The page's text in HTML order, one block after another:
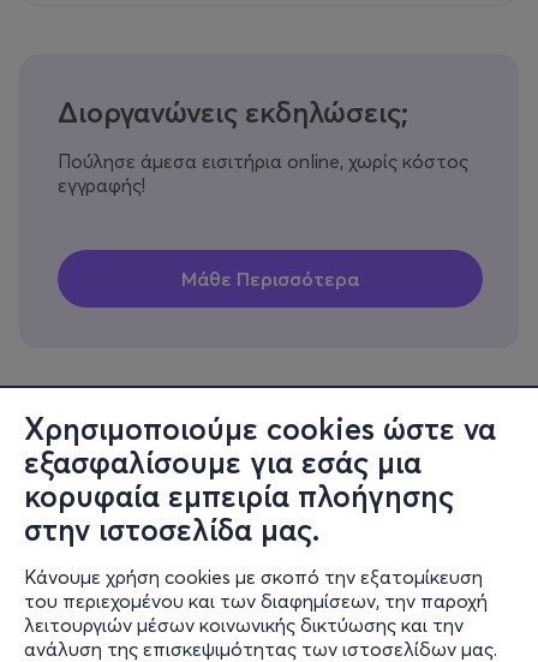
Χρησιμοποιούμε cookies ώστε να
εξασφαλίσουμε για εσάς μια
κορυφαία εμπειρία πλοήγησης
στην ιστοσελίδα μας.
Κάνουμε χρήση cookies με σκοπό την εξατομίκευση
του περιεχομένου και των διαφημίσεων, την παροχή
λειτουργιών μέσων κοινωνικής δικτύωσης και την
ανάλυση της επισκεψιμότητας των ιστοσελίδων μας.
Διοργανώνεις εκδηλώσεις;
Πούλησε άμεσα εισιτήρια online, χωρίς κόστος
εγγραφής!
Πληροφορίες
Υποστήριξη
Stay Connected